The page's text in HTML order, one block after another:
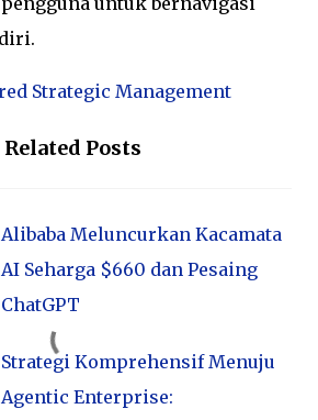
Related Posts
Alibaba Meluncurkan Kacamata
AI Seharga $660 dan Pesaing
ChatGPT
Strategi Komprehensif Menuju
Agentic Enterprise: